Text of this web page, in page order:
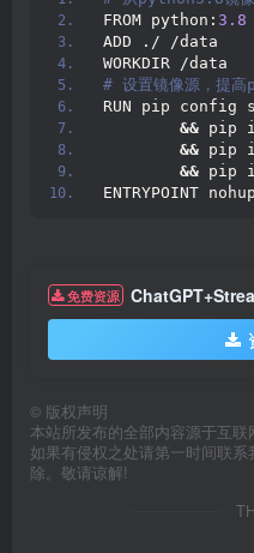
FROM python: 3.8
ADD ./ /data
WORKDIR /data
# 设置镜像源，
RUN pip config
&& pip
&& pip
&& pip
ENTRYPOINT
免费资源
© 版权声明
本站所发布的全部内容源于互联
如果有侵权之处请第一时间联系
除。敬请谅解!